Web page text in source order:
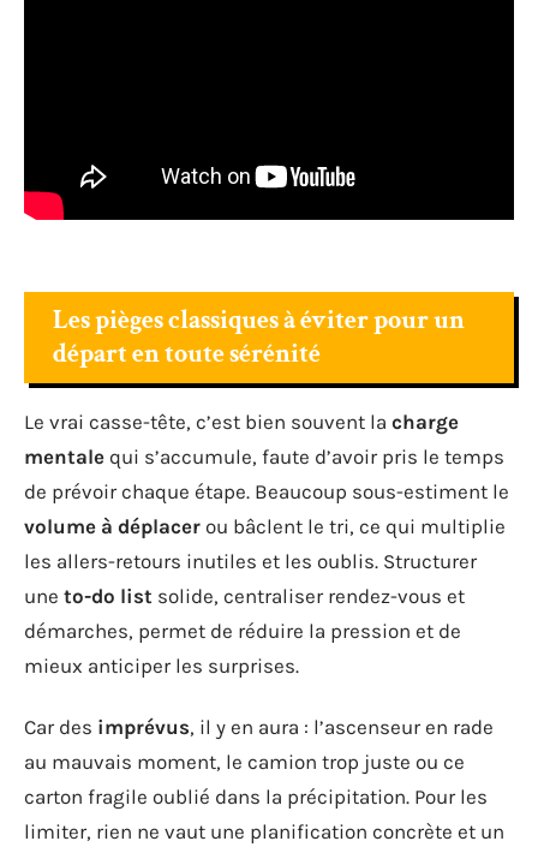
Les pièges classiques à éviter pour un
départ en toute sérénité
Le vrai casse-tête, c’est bien souvent la charge
mentale qui s’accumule, faute d’avoir pris le temps
de prévoir chaque étape. Beaucoup sous-estiment le
volume à déplacer ou bâclent le tri, ce qui multiplie
les allers-retours inutiles et les oublis. Structurer
une to-do list solide, centraliser rendez-vous et
démarches, permet de réduire la pression et de
mieux anticiper les surprises.
Car des imprévus, il y en aura : l’ascenseur en rade
au mauvais moment, le camion trop juste ou ce
carton fragile oublié dans la précipitation. Pour les
limiter, rien ne vaut une planification concrète et un